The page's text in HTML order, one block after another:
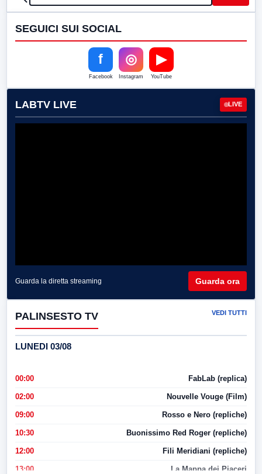
SEGUICI SUI SOCIAL
f
Facebook
◎
Instagram
▶
YouTube
LABTV LIVE LIVE
Guarda la diretta streaming Guarda ora
PALINSESTO TV VEDI TUTTI
LUNEDI 03/08
00:00 FabLab (replica)
02:00 Nouvelle Vouge (Film)
09:00 Rosso e Nero (repliche)
10:30 Buonissimo Red Roger (repliche)
12:00 Fili Meridiani (repliche)
13:00 La Mappa dei Piaceri